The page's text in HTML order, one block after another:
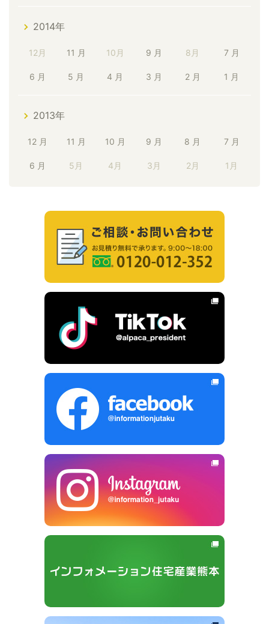
2014年
12月 11 月 10月 9 月 8月 7 月
6 月 5 月 4 月 3 月 2 月 1 月
2013年
12 月 11 月 10 月 9 月 8 月 7 月
6 月 5月 4月 3月 2月 1月